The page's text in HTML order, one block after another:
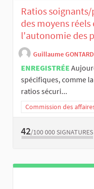
Ratios
des moyens
l'autonomie des
Guillaume GONTARD
ENREGISTRÉE
spécifiques, comme
ratios sécuri...
Commission des
42/100 000 SIGNATURES